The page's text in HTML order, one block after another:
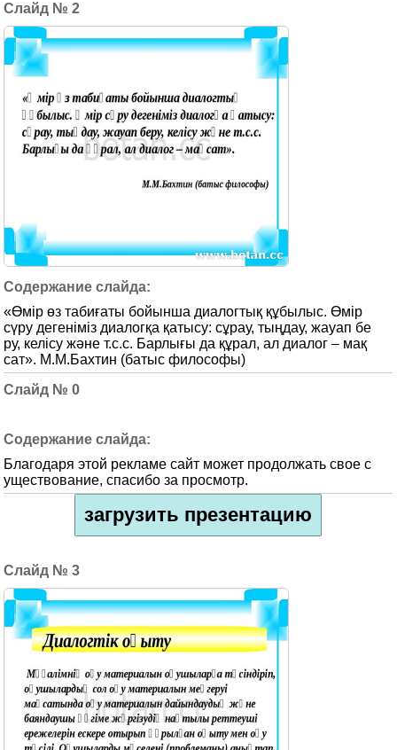
2
«Өмір өз табиғаты бойынша диалогтық құбылыс. Өмір
сүру дегеніміз диалогқа қатысу: сұрау, тыңдау, жауап бе
ру, келісу және т.с.с. Барлығы да құрал, ал диалог – мақ
сат». М.М.Бахтин (батыс философы)
0
Благодаря этой рекламе сайт может продолжать свое с
уществование, спасибо за просмотр.
загрузить презентацию
3